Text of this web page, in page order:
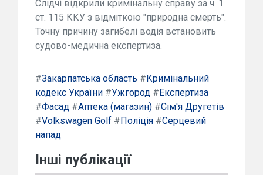
Слідчі відкрили кримінальну справу за ч. 1
ст. 115 ККУ з відміткою "природна смерть".
Точну причину загибелі водія встановить
судово-медична експертиза.
#Закарпатська область #Кримінальний
кодекс України #Ужгород #Експертиза
#Фасад #Аптека (магазин) #Сім'я Другетів
#Volkswagen Golf #Поліція #Серцевий
напад
Інші публікації